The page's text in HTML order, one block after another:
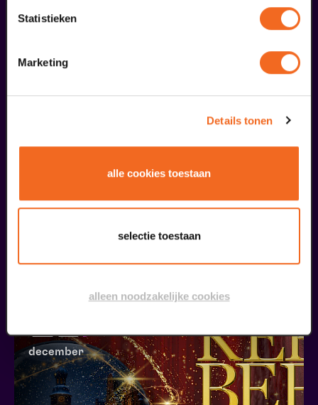
Statistieken
Marketing
Details tonen
alle cookies toestaan
selectie toestaan
alleen noodzakelijke cookies
25
v.a. € 25,00| Uit de regio
12
december